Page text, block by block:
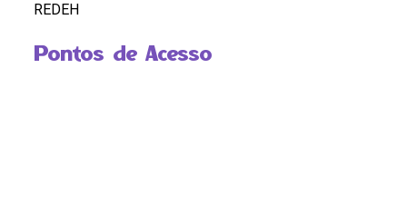
REDEH
Pontos de Acesso